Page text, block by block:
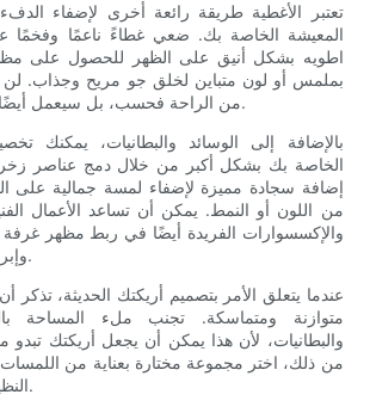
تعتبر الأغطية طريقة رائعة أخرى لإضفاء
المعيشة الخاصة بك. ضعي غطاءً ناعمًا وفخمًا
اطويه بشكل أنيق على الظهر للحصول على
بملمس أو لون متباين لخلق جو مريح وجذاب.
من الراحة فحسب، بل سيعمل أيضًا كقطعة مميزة أنيقة.
بالإضافة إلى الوسائد والبطانيات، يمكنك
الخاصة بك بشكل أكبر من خلال دمج عناصر
إضافة سجادة مميزة لإضفاء لمسة جمالية على
من اللون أو النمط. يمكن أن تساعد الأعمال
والإكسسوارات الفريدة أيضًا في ربط مظهر
وإبراز أسلوبك الشخصي.
عندما يتعلق الأمر بتصميم أريكتك الحديثة، تذكر
متوازنة ومتماسكة. تجنب ملء المساحة
والبطانيات، لأن هذا يمكن أن يجعل أريكتك تبدو
من ذلك، اختر مجموعة مختارة بعناية من
النظيفة والحديثة لأريكتك.